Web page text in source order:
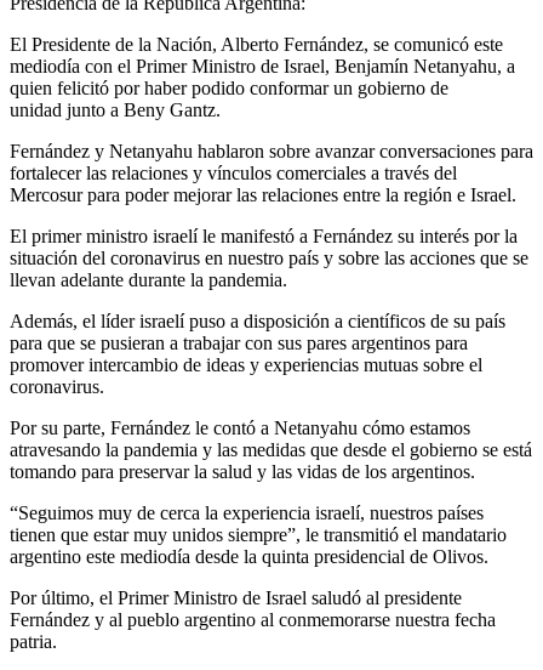
El Presidente de la Nación, Alberto Fernández, se comunicó este
mediodía con el Primer Ministro de Israel, Benjamín Netanyahu, a
quien felicitó por haber podido conformar un gobierno de
unidad junto a Beny Gantz.
Fernández y Netanyahu hablaron sobre avanzar conversaciones para
fortalecer las relaciones y vínculos comerciales a través del
Mercosur para poder mejorar las relaciones entre la región e Israel.
El primer ministro israelí le manifestó a Fernández su interés por la
situación del coronavirus en nuestro país y sobre las acciones que se
llevan adelante durante la pandemia.
Además, el líder israelí puso a disposición a científicos de su país
para que se pusieran a trabajar con sus pares argentinos para
promover intercambio de ideas y experiencias mutuas sobre el
coronavirus.
Por su parte, Fernández le contó a Netanyahu cómo estamos
atravesando la pandemia y las medidas que desde el gobierno se está
tomando para preservar la salud y las vidas de los argentinos.
“Seguimos muy de cerca la experiencia israelí, nuestros países
tienen que estar muy unidos siempre”, le transmitió el mandatario
argentino este mediodía desde la quinta presidencial de Olivos.
Por último, el Primer Ministro de Israel saludó al presidente
Fernández y al pueblo argentino al conmemorarse nuestra fecha
patria.